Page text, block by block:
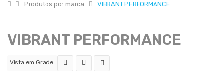
Produtos por marca VIBRANT PERFORMANCE
VIBRANT PERFORMANCE
Vista em Grade: